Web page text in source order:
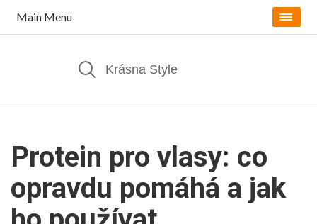
Main Menu
Protein pro vlasy: co
opravdu pomáhá a jak